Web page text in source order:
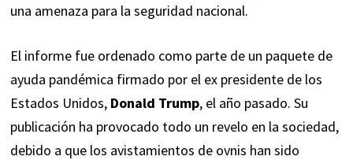
una amenaza para la seguridad nacional.
El informe fue ordenado como parte de un paquete de
ayuda pandémica firmado por el ex presidente de los
Estados Unidos, Donald Trump, el año pasado. Su
publicación ha provocado todo un revelo en la sociedad,
debido a que los avistamientos de ovnis han sido